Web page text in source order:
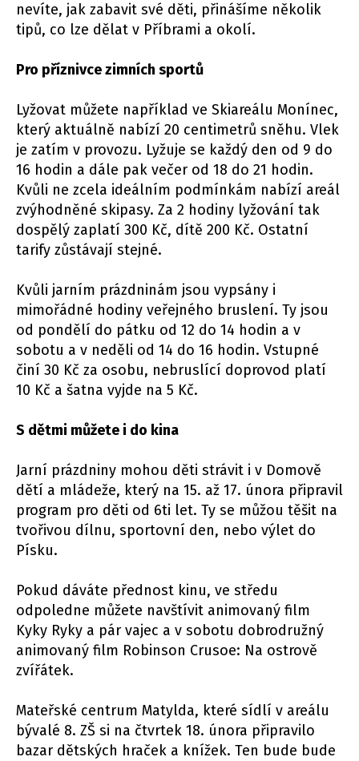
nevíte, jak zabavit své děti, přinášíme několik
tipů, co lze dělat v Příbrami a okolí.
Pro příznivce zimních sportů
Lyžovat můžete například ve Skiareálu Monínec,
který aktuálně nabízí 20 centimetrů sněhu. Vlek
je zatím v provozu. Lyžuje se každý den od 9 do
16 hodin a dále pak večer od 18 do 21 hodin.
Kvůli ne zcela ideálním podmínkám nabízí areál
zvýhodněné skipasy. Za 2 hodiny lyžování tak
dospělý zaplatí 300 Kč, dítě 200 Kč. Ostatní
tarify zůstávají stejné.
Kvůli jarním prázdninám jsou vypsány i
mimořádné hodiny veřejného bruslení. Ty jsou
od pondělí do pátku od 12 do 14 hodin a v
sobotu a v neděli od 14 do 16 hodin. Vstupné
činí 30 Kč za osobu, nebruslící doprovod platí
10 Kč a šatna vyjde na 5 Kč.
S dětmi můžete i do kina
Jarní prázdniny mohou děti strávit i v Domově
dětí a mládeže, který na 15. až 17. února připravil
program pro děti od 6ti let. Ty se můžou těšit na
tvořivou dílnu, sportovní den, nebo výlet do
Písku.
Pokud dáváte přednost kinu, ve středu
odpoledne můžete navštívit animovaný film
Kyky Ryky a pár vajec a v sobotu dobrodružný
animovaný film Robinson Crusoe: Na ostrově
zvířátek.
Mateřské centrum Matylda, které sídlí v areálu
bývalé 8. ZŠ si na čtvrtek 18. února připravilo
bazar dětských hraček a knížek. Ten bude bude